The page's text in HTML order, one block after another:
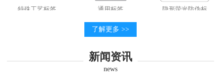
特殊工艺标签 通用标签 隐形荧光防伪标
了解更多 >>
新闻资讯
news